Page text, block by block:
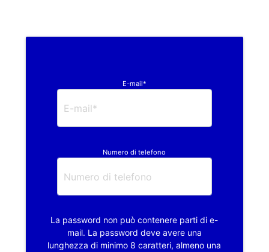
E-mail*
Numero di telefono
La password non può contenere parti di e-
mail. La password deve avere una
lunghezza di minimo 8 caratteri, almeno una